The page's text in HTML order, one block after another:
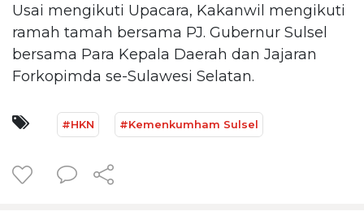
Usai mengikuti Upacara, Kakanwil mengikuti
ramah tamah bersama PJ. Gubernur Sulsel
bersama Para Kepala Daerah dan Jajaran
Forkopimda se-Sulawesi Selatan.
#HKN #Kemenkumham Sulsel